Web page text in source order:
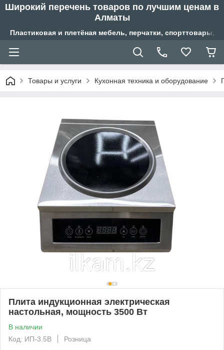
Широкий перечень товаров по лучшим ценам в
Алматы
Пластиковая и плетёная мебель, перчатки,
Товары и услуги Кухонная техника и оборудование
Плита индукционная электрическая
настольная, мощность 3500 Вт
В наличии
Код: ИП-3.5В
Розница